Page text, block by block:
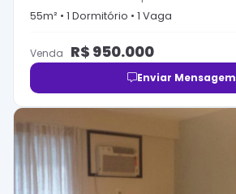
55m² • 1 Dormitório • 1 Vaga
Venda R$ 950.000
Enviar Mensagem